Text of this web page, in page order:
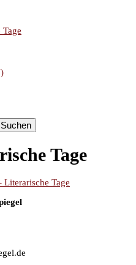
Tage
Literarische Tage